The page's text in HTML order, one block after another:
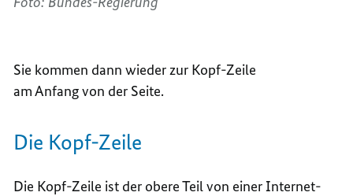
Sie kommen dann wieder zur Kopf-Zeile
am Anfang von der Seite.
Die Kopf-Zeile
Die Kopf-Zeile ist der obere Teil von einer Internet-